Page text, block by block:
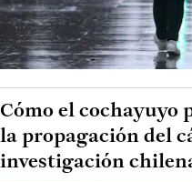
Cómo el cochayuyo
la propagación del
investigación